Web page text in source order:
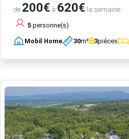
de 200€ à 620€ la semaine
5 personne(s)
Mobil Home 30m² 3pièces